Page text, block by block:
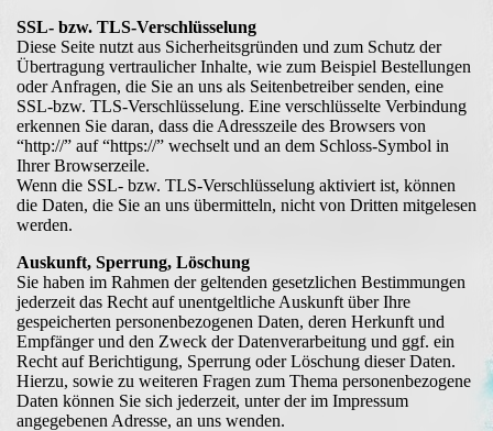
SSL- bzw. TLS-Verschlüsselung
Diese Seite nutzt aus Sicherheitsgründen und zum Schutz der
Übertragung vertraulicher Inhalte, wie zum Beispiel Bestellungen
oder Anfragen, die Sie an uns als Seitenbetreiber senden, eine
SSL-bzw. TLS-Verschlüsselung. Eine verschlüsselte Verbindung
erkennen Sie daran, dass die Adresszeile des Browsers von
“http://” auf “https://” wechselt und an dem Schloss-Symbol in
Ihrer Browserzeile.
Wenn die SSL- bzw. TLS-Verschlüsselung aktiviert ist, können
die Daten, die Sie an uns übermitteln, nicht von Dritten mitgelesen
werden.
Auskunft, Sperrung, Löschung
Sie haben im Rahmen der geltenden gesetzlichen Bestimmungen
jederzeit das Recht auf unentgeltliche Auskunft über Ihre
gespeicherten personenbezogenen Daten, deren Herkunft und
Empfänger und den Zweck der Datenverarbeitung und ggf. ein
Recht auf Berichtigung, Sperrung oder Löschung dieser Daten.
Hierzu, sowie zu weiteren Fragen zum Thema personenbezogene
Daten können Sie sich jederzeit, unter der im Impressum
angegebenen Adresse, an uns wenden.